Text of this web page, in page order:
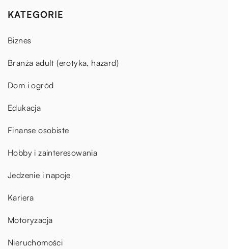
KATEGORIE
Biznes
Branża adult (erotyka, hazard)
Dom i ogród
Edukacja
Finanse osobiste
Hobby i zainteresowania
Jedzenie i napoje
Kariera
Motoryzacja
Nieruchomości